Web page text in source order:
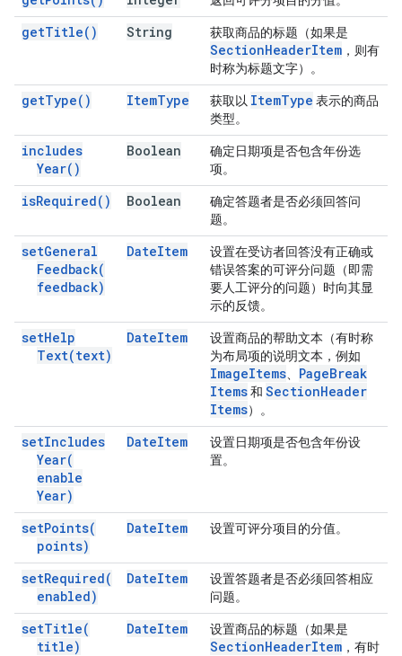
getTitle( ) String 获取商品的标题（如果是
SectionHeaderItem ，则有
时称为标题文字）。
getType( ) ItemType 获取以 ItemType 表示的商品
类型。
includes
Year( )
Boolean
确定日期项是否包含年份选
项。
isRequired( ) Boolean
确定答题者是否必须回答问
题。
setGeneral
Feedback(
feedback)
DateItem
设置在受访者回答没有正确或
错误答案的可评分问题（即需
要人工评分的问题）时向其显
示的反馈。
setHelp
Text(text)
DateItem
设置商品的帮助文本（有时称
为布局项的说明文本，例如
ImageItems PageBreak
Items和 SectionHeader
Items）。
setIncludes
Year(
enable
Year)
DateItem
设置日期项是否包含年份设
置。
setPoints(
points)
DateItem 设置可评分项目的分值。
setRequired(
enabled)
DateItem
设置答题者是否必须回答相应
问题。
setTitle(
title)
DateItem 设置商品的标题（如果是
SectionHeaderItem ，有时